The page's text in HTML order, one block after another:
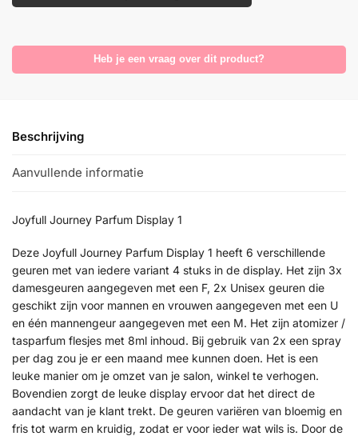
Heb je een vraag over dit product?
Beschrijving
Aanvullende informatie
Joyfull Journey Parfum Display 1
Deze Joyfull Journey Parfum Display 1 heeft 6 verschillende
geuren met van iedere variant 4 stuks in de display. Het zijn 3x
damesgeuren aangegeven met een F, 2x Unisex geuren die
geschikt zijn voor mannen en vrouwen aangegeven met een U
en één mannengeur aangegeven met een M. Het zijn atomizer /
tasparfum flesjes met 8ml inhoud. Bij gebruik van 2x een spray
per dag zou je er een maand mee kunnen doen. Het is een
leuke manier om je omzet van je salon, winkel te verhogen.
Bovendien zorgt de leuke display ervoor dat het direct de
aandacht van je klant trekt. De geuren variëren van bloemig en
fris tot warm en kruidig, zodat er voor ieder wat wils is. Door de